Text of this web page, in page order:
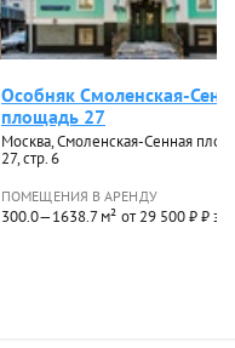
Особняк Смоленская-
площадь 27
Москва, Смоленская-Сенная
27, стр. 6
ПОМЕЩЕНИЯ В АРЕНДУ
300.0—1638.7 м² от 29 500 ₽ ₽ за